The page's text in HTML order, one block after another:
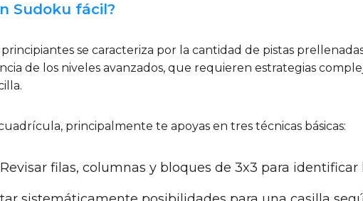
Sudoku fácil?
se caracteriza por la cantidad de pistas
de los niveles avanzados, que requieren estrategias
principalmente te apoyas en tres técnicas básicas:
filas, columnas y bloques de 3x3 para